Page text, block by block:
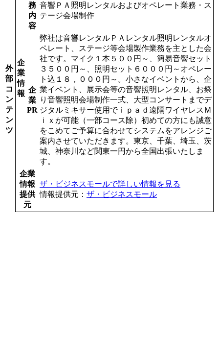
外
部
コ
ン
テ
ン
ツ
企
業
情
報
務
内
容
音響ＰＡ照明レンタルおよびオペレート業務・ス
テージ会場制作
企
業
PR
弊社は音響レンタルＰＡレンタル照明レンタルオ
ペレート、ステージ等会場製作業務を主とした会
社です。マイク１本５００円～、簡易音響セット
３５００円～、照明セット６０００円～オペレー
ト込１８，０００円～。小さなイベントから、企
業イベント、展示会等の音響照明レンタル、お祭
り音響照明会場制作一式、大型コンサートまでデ
ジタルミキサー使用でｉｐａｄ遠隔ワイヤレスＭ
ｉｘが可能（一部コース除）初めての方にも誠意
をこめてご予算に合わせてシステムをアレンジご
案内させていただきます。東京、千葉、埼玉、茨
城、神奈川など関東一円から全国出張いたしま
す。
企業
情報
提供
元
ザ・ビジネスモールで詳しい情報を見る
情報提供元： ザ・ビジネスモール